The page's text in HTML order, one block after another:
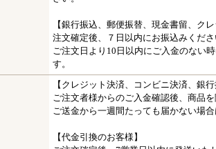
【銀行振込、郵便振替、現金書留、ク
注文確定後、７日以内にお振込みくださ
ご注文日より10日以内にご入金のない
す。
【クレジット決済、コンビニ決済、銀
ご注文者様からのご入金確認後、商品を
ご送金から一週間たっても届かない場合
【代金引換のお客様】